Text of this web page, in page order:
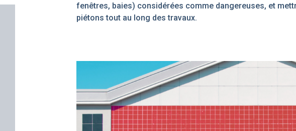
fenêtres, baies) considérées comme dangereuses, et
piétons tout au long des travaux.